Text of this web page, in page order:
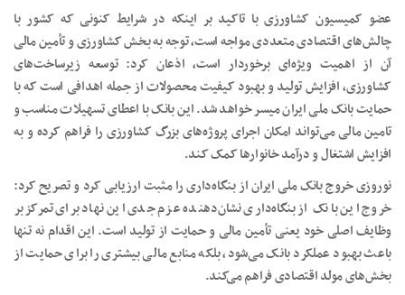
عضو کمیسیون کشاورزی با تاکید بر اینکه در شرایط کنونی که کشور با
چالش‌های اقتصادی متعددی مواجه است، توجه به بخش کشاورزی و تأمین مالی
آن از اهمیت ویژه‌ای برخوردار است، اذعان کرد: توسعه زیرساخت‌های
کشاورزی، افزایش تولید و بهبود کیفیت محصولات از جمله اهدافی است که با
حمایت بانک ملی ایران میسر خواهد شد. این بانک با اعطای تسهیلات مناسب و
تامین مالی می‌تواند امکان اجرای پروژه‌های بزرگ کشاورزی را فراهم کرده و به
افزایش اشتغال و درآمد خانوارها کمک کند.
نوروزی خروج بانک ملی ایران از بنگاه‌داری‌ را مثبت ارزیابی کرد و تصریح کرد:
خروج این بانک از بنگاه‌داری‌ نشان‌دهنده عزم جدی این نهاد برای تمرکز بر
وظایف اصلی خود یعنی تأمین مالی و حمایت از تولید است. این اقدام نه تنها
باعث بهبود عملکرد بانک می‌شود، بلکه منابع مالی بیشتری را برای حمایت از
بخش‌های مولد اقتصادی فراهم می‌کند.